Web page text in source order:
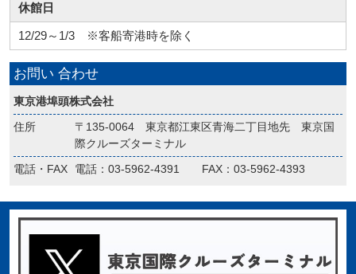
休館日
12/29～1/3 ※客船寄港時を除く
お問い 合わせ
東京港埠頭株式会社
住所
〒135-0064 東京都江東区青海二丁目地先 東京国
際クルーズターミナル
電話・FAX
電話：03-5962-4391 FAX：03-5962-4393